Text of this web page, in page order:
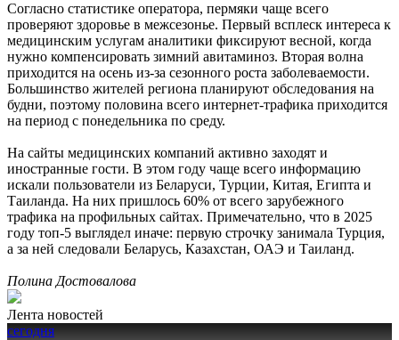
Согласно статистике оператора, пермяки чаще всего
проверяют здоровье в межсезонье. Первый всплеск интереса к
медицинским услугам аналитики фиксируют весной, когда
нужно компенсировать зимний авитаминоз. Вторая волна
приходится на осень из-за сезонного роста заболеваемости.
Большинство жителей региона планируют обследования на
будни, поэтому половина всего интернет-трафика приходится
на период с понедельника по среду.
На сайты медицинских компаний активно заходят и
иностранные гости. В этом году чаще всего информацию
искали пользователи из Беларуси, Турции, Китая, Египта и
Таиланда. На них пришлось 60% от всего зарубежного
трафика на профильных сайтах. Примечательно, что в 2025
году топ-5 выглядел иначе: первую строчку занимала Турция,
а за ней следовали Беларусь, Казахстан, ОАЭ и Таиланд.
Полина Достовалова
Лента новостей
сегодня